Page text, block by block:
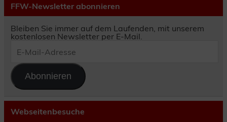
FFW-Newsletter abonnieren
Bleiben Sie immer auf dem Laufenden, mit unserem
kostenlosen Newsletter per E-Mail.
Mail-
Abonnieren
Webseitenbesuche